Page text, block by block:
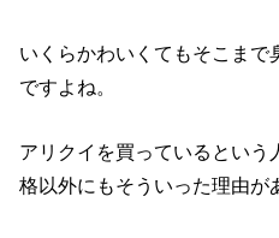
いくらかわいくてもそこまで
ですよね。
アリクイを買っているという
格以外にもそういった理由が